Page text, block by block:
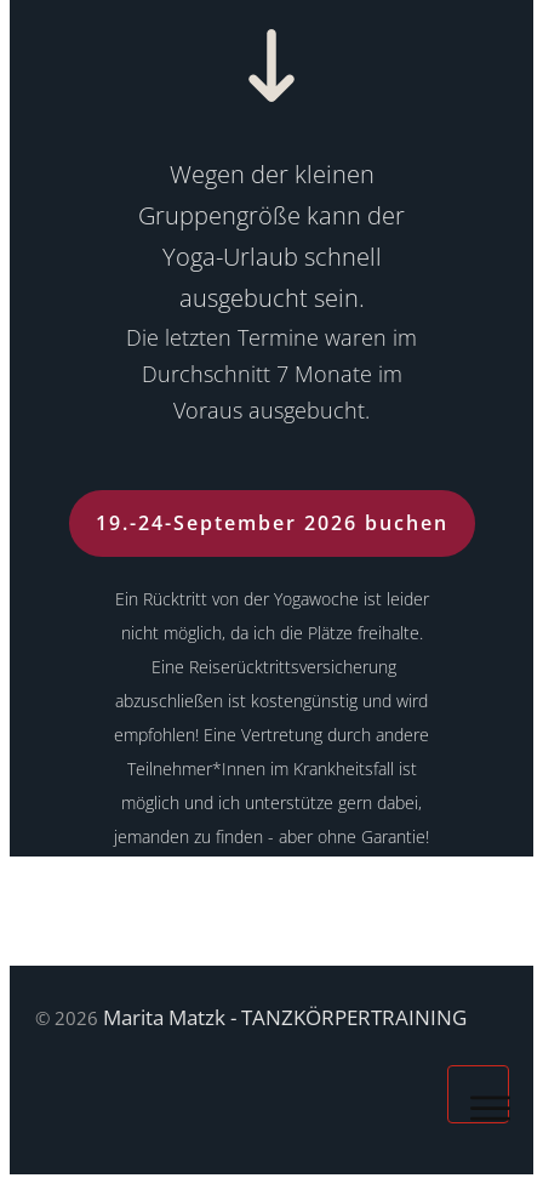
Wegen der kleinen
Gruppengröße kann der
Yoga-Urlaub schnell
ausgebucht sein.
Die letzten Termine waren im
Durchschnitt 7 Monate im
Voraus ausgebucht.
19.-24-September 2026 buchen
Ein Rücktritt von der Yogawoche ist leider
nicht möglich, da ich die Plätze freihalte.
Eine Reiserücktrittsversicherung
abzuschließen ist kostengünstig und wird
empfohlen! Eine Vertretung durch andere
Teilnehmer*Innen im Krankheitsfall ist
möglich und ich unterstütze gern dabei,
jemanden zu finden - aber ohne Garantie!
© 2026 Marita Matzk - TANZKÖRPERTRAINING